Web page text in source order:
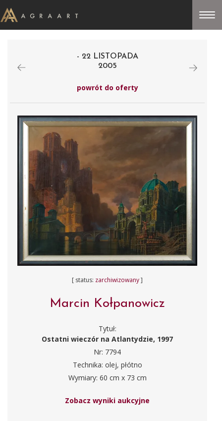
- 22 LISTOPADA
2005
powrót do oferty
[ status: zarchiwizowany]
Marcin Kołpanowicz
Tytuł:
Ostatni wieczór na Atlantydzie, 1997
Nr: 7794
Technika: olej, płótno
Wymiary: 60 cm x 73 cm
Zobacz wyniki aukcyjne